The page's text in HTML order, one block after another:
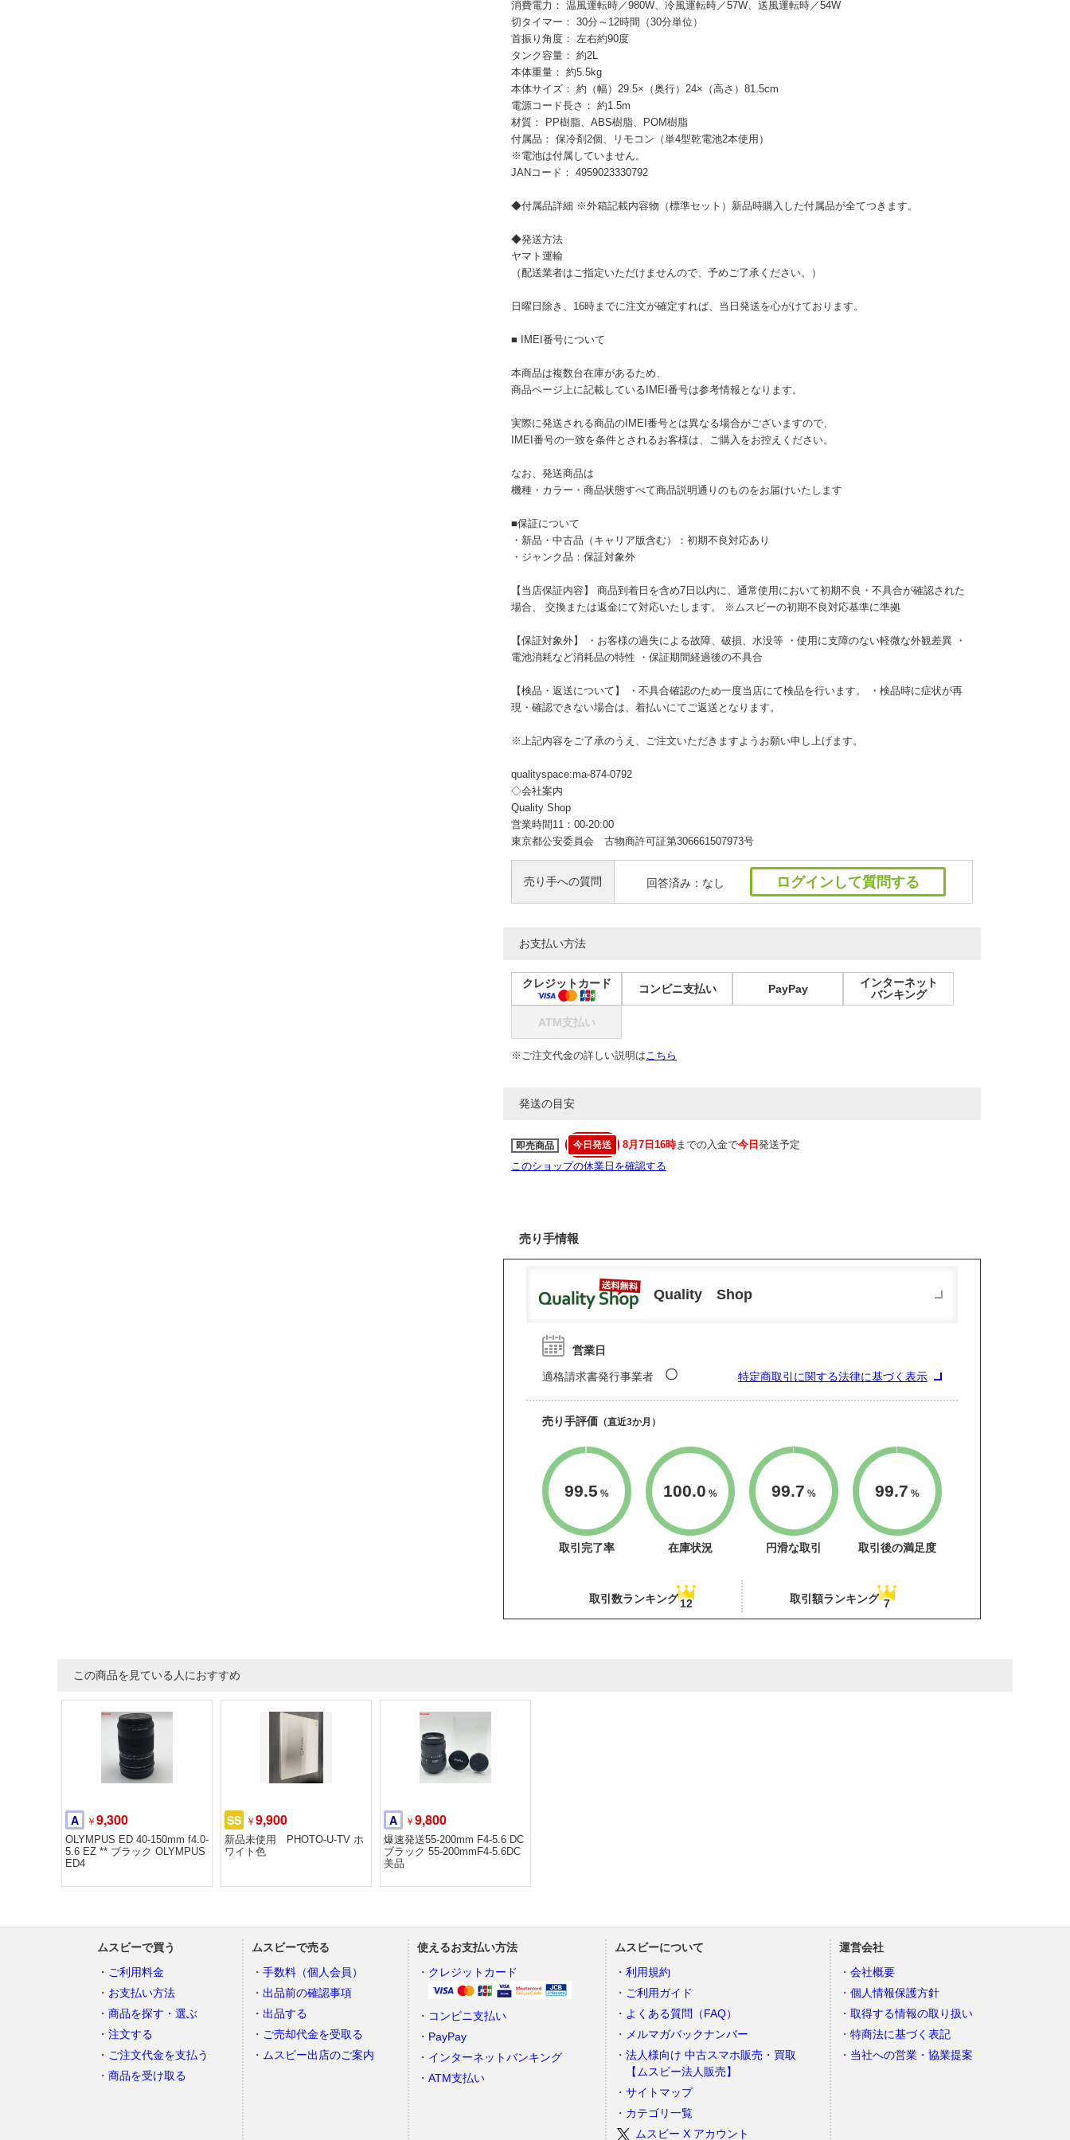
消費電力： 温風運転時／980W、冷風運転時／57W、送風運転時／54W
切タイマー： 30分～12時間（30分単位）
首振り角度： 左右約90度
タンク容量： 約2L
本体重量： 約5.5kg
本体サイズ： 約（幅）29.5×（奥行）24×（高さ）81.5cm
電源コード長さ： 約1.5m
材質： PP樹脂、ABS樹脂、POM樹脂
付属品： 保冷剤2個、リモコン（単4型乾電池2本使用）
※電池は付属していません。
JANコード： 4959023330792
◆付属品詳細 ※外箱記載内容物（標準セット）新品時購入した付属品が全てつきます。
◆発送方法
ヤマト運輸
（配送業者はご指定いただけませんので、予めご了承ください。）
日曜日除き、16時までに注文が確定すれば、当日発送を心がけております。
■ IMEI番号について
本商品は複数台在庫があるため、
商品ページ上に記載しているIMEI番号は参考情報となります。
実際に発送される商品のIMEI番号とは異なる場合がございますので、
IMEI番号の一致を条件とされるお客様は、ご購入をお控えください。
なお、発送商品は
機種・カラー・商品状態すべて商品説明通りのものをお届けいたします
■保証について
・新品・中古品（キャリア版含む）：初期不良対応あり
・ジャンク品：保証対象外
【当店保証内容】 商品到着日を含め7日以内に、通常使用において初期不良・不具合が確認された
場合、 交換または返金にて対応いたします。 ※ムスビーの初期不良対応基準に準拠
【保証対象外】 ・お客様の過失による故障、破損、水没等 ・使用に支障のない軽微な外観差異 ・
電池消耗など消耗品の特性 ・保証期間経過後の不具合
【検品・返送について】 ・不具合確認のため一度当店にて検品を行います。 ・検品時に症状が再
現・確認できない場合は、着払いにてご返送となります。
※上記内容をご了承のうえ、ご注文いただきますようお願い申し上げます。
qualityspace:ma-874-0792
◇会社案内
Quality Shop
営業時間11：00-20:00
東京都公安委員会 古物商許可証第306661507973号
売り手への質問 回答済み：なし ログインして質問する
お支払い方法
クレジットカード コンビニ支払い PayPay
インターネット
バンキング
ATM支払い
※ご注文代金の詳しい説明はこちら
発送の目安
即売商品 今日発送 8月7日16時までの入金で今日 発送予定
このショップの休業日を確認する
売り手情報
Quality Shop
営業日
適格請求書発行事業者 〇 特定商取引に関する法律に基づく表示
売り手評価 （直近3か月）
99.5 %
取引完了率
100.0 %
在庫状況
99.7 %
円滑な取引
99.7 %
取引後の満足度
取引数ランキング12 取引額ランキング 7
この商品を見ている人におすすめ
A ￥9,300
OLYMPUS ED 40-150mm f4.0-
5.6 EZ ** ブラック OLYMPUS
ED4
SS ￥9,900
新品未使用 PHOTO-U-TV ホ
ワイト色
A ￥9,800
爆速発送55-200mm F4-5.6 DC
ブラック 55-200mmF4-5.6DC
美品
ムスビーで買う
ご利用料金
お支払い方法
商品を探す・選ぶ
注文する
ご注文代金を支払う
商品を受け取る
ムスビーで売る
手数料（個人会員）
出品前の確認事項
出品する
ご売却代金を受取る
ムスビー出店のご案内
使えるお支払い方法
クレジットカード
コンビニ支払い
PayPay
インターネットバンキング
ATM支払い
ムスビーについて
利用規約
ご利用ガイド
よくある質問（FAQ）
メルマガバックナンバー
法人様向け 中古スマホ販売・買取
【ムスビー法人販売】
サイトマップ
カテゴリ一覧
ムスビー X アカウント
運営会社
会社概要
個人情報保護方針
取得する情報の取り扱い
特商法に基づく表記
当社への営業・協業提案